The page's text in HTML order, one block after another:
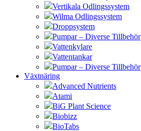
Vertikala Odlingssystem
Wilma Odlingssystem
Droppsystem
Pumpar – Diverse Tillbehör
Vattenkylare
Vattentankar
Pumpar – Diverse Tillbehör
Växtnäring
Advanced Nutrients
Atami
BiG Plant Science
Biobizz
BioTabs